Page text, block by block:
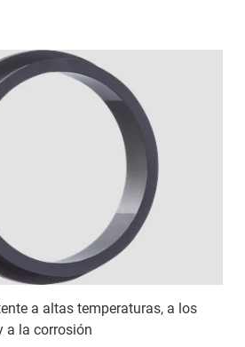
a altas temperaturas, a los
a la corrosión